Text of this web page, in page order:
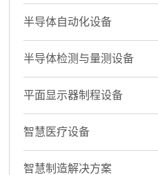
半导体自动化设备
半导体检测与量测设备
平面显示器制程设备
智慧医疗设备
智慧制造解决方案